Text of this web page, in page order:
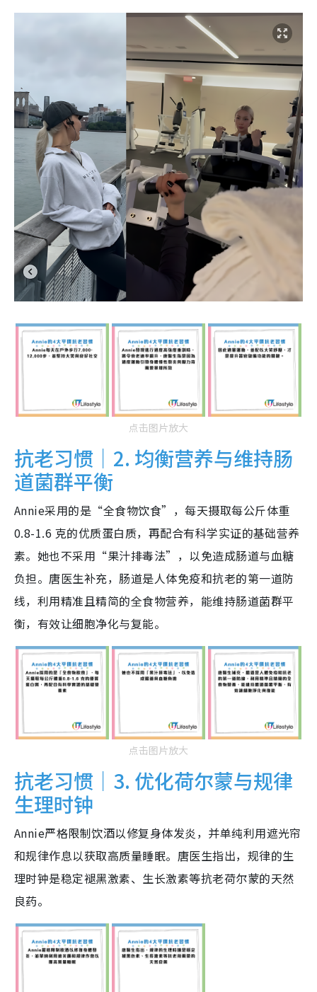
点击图片放大
抗老习惯｜2. 均衡营养与维持肠
道菌群平衡
Annie采用的是“全食物饮食”，每天摄取每公斤体重
0.8-1.6 克的优质蛋白质，再配合有科学实证的基础营养
素。她也不采用“果汁排毒法”，以免造成肠道与血糖
负担。唐医生补充，肠道是人体免疫和抗老的第一道防
线，利用精准且精简的全食物营养，能维持肠道菌群平
衡，有效让细胞净化与复能。
点击图片放大
抗老习惯｜3. 优化荷尔蒙与规律
生理时钟
Annie严格限制饮酒以修复身体发炎，并单纯利用遮光帘
和规律作息以获取高质量睡眠。唐医生指出，规律的生
理时钟是稳定褪黑激素、生长激素等抗老荷尔蒙的天然
良药。